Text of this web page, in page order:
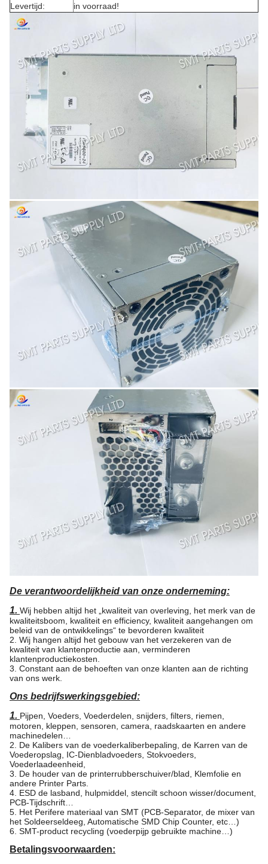
Levertijd: in voorraad!
De verantwoordelijkheid van onze onderneming:
1. Wij hebben altijd het „kwaliteit van overleving, het merk van de
kwaliteitsboom, kwaliteit en efficiency, kwaliteit aangehangen om
beleid van de ontwikkelings“ te bevorderen kwaliteit
2. Wij hangen altijd het gebouw van het verzekeren van de
kwaliteit van klantenproductie aan, verminderen
klantenproductiekosten.
3. Constant aan de behoeften van onze klanten aan de richting
van ons werk.
Ons bedrijfswerkingsgebied:
1. Pijpen, Voeders, Voederdelen, snijders, filters, riemen,
motoren, kleppen, sensoren, camera, raadskaarten en andere
machinedelen…
2. De Kalibers van de voederkaliberbepaling, de Karren van de
Voederopslag, IC-Dienbladvoeders, Stokvoeders,
Voederlaadeenheid,
3. De houder van de printerrubberschuiver/blad, Klemfolie en
andere Printer Parts.
4. ESD de lasband, hulpmiddel, stencilt schoon wisser/document,
PCB-Tijdschrift…
5. Het Perifere materiaal van SMT (PCB-Separator, de mixer van
het Soldeerseldeeg, Automatische SMD Chip Counter, etc…)
6. SMT-product recycling (voederpijp gebruikte machine…)
Betalingsvoorwaarden: